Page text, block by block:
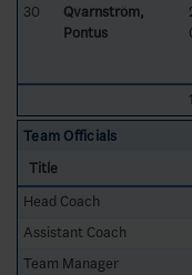
30
Qvarnström,
Pontus
Team Officials
Title
Head Coach
Assistant Coach
Team Manager